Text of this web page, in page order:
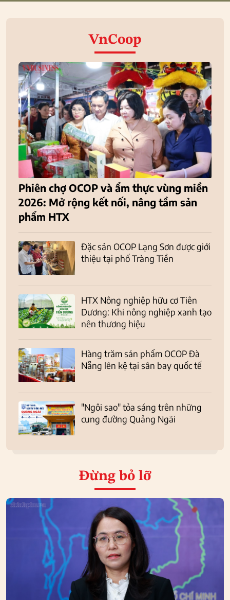
VnCoop
Phiên chợ OCOP và ẩm thực vùng miền
2026: Mở rộng kết nối, nâng tầm sản
phẩm HTX
Đặc sản OCOP Lạng Sơn được giới
thiệu tại phố Tràng Tiền
HTX Nông nghiệp hữu cơ Tiên
Dương: Khi nông nghiệp xanh tạo
nên thương hiệu
Hàng trăm sản phẩm OCOP Đà
Nẵng lên kệ tại sân bay quốc tế
"Ngôi sao" tỏa sáng trên những
cung đường Quảng Ngãi
Đừng bỏ lỡ